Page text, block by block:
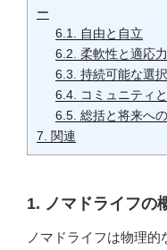
ー
6.1.
自由と自立
6.2. 柔軟性と適応力
6.3. 持続可能な選択
6.4.
コミュニティ
6.5. 総括と将来へ
7. 関連
1. ノマドライフの
ノマドライフは物理